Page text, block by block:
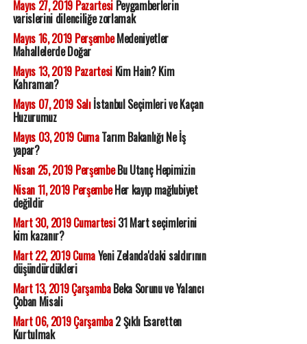
Mayıs 27, 2019 PazartesiPeygamberlerin
varislerini dilenciliğe zorlamak
Mayıs 16, 2019 PerşembeMedeniyetler
Mahallelerde Doğar
Mayıs 13, 2019 PazartesiKim Hain? Kim
Kahraman?
Mayıs 07, 2019 Salıİstanbul Seçimleri ve Kaçan
Huzurumuz
Mayıs 03, 2019 CumaTarım Bakanlığı Ne İş
yapar?
Nisan 25, 2019 PerşembeBu Utanç Hepimizin
Nisan 11, 2019 PerşembeHer kayıp mağlubiyet
değildir
Mart 30, 2019 Cumartesi31 Mart seçimlerini
kim kazanır?
Mart 22, 2019 CumaYeni Zelanda'daki saldırının
düşündürdükleri
Mart 13, 2019 ÇarşambaBeka Sorunu ve Yalancı
Çoban Misali
Mart 06, 2019 Çarşamba2 Şıklı Esaretten
Kurtulmak